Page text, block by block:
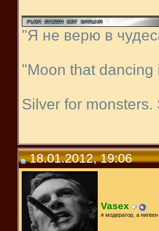
"Я не верю в
"Moon that
Silver for
18.01.2012, 19:06
Vasex
я модератор, а нигвен